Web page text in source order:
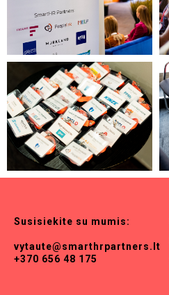
Susisiekite su mumis:
vytaute@smarthrpartners.lt
+370 656 48 175